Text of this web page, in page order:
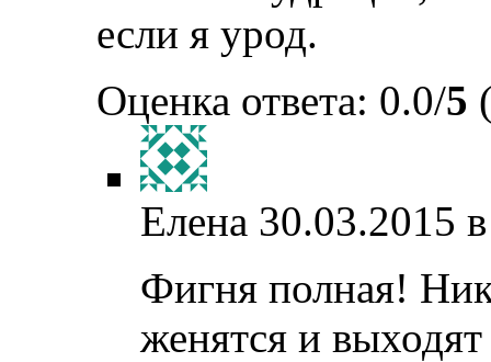
если я урод.
Оценка ответа: 0.0/5
Елена 30.03.2015
Фигня полная!
женятся и